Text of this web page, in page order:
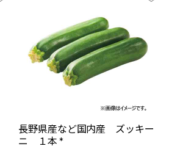
長野県産など国内産 ズッキー
ニ １本 *